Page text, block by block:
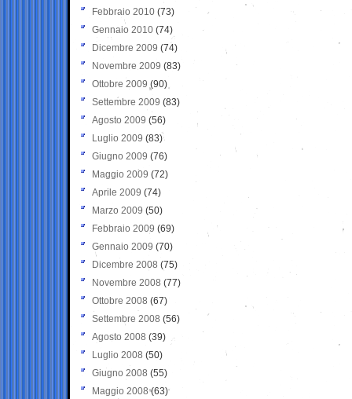
Febbraio 2010 (73)
Gennaio 2010 (74)
Dicembre 2009 (74)
Novembre 2009 (83)
Ottobre 2009 (90)
Settembre 2009 (83)
Agosto 2009 (56)
Luglio 2009 (83)
Giugno 2009 (76)
Maggio 2009 (72)
Aprile 2009 (74)
Marzo 2009 (50)
Febbraio 2009 (69)
Gennaio 2009 (70)
Dicembre 2008 (75)
Novembre 2008 (77)
Ottobre 2008 (67)
Settembre 2008 (56)
Agosto 2008 (39)
Luglio 2008 (50)
Giugno 2008 (55)
Maggio 2008(63)